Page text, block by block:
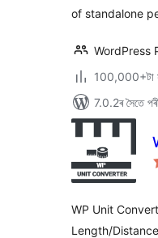
of standalone
WordPress
100,000+টা
7.0.2ৰ সৈতে
WP Unit
Length/